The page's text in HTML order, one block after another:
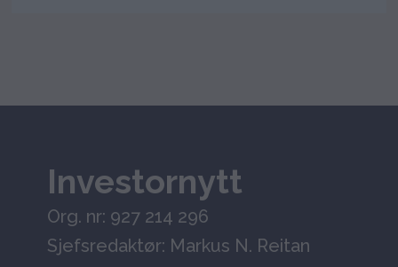
Investornytt
Org. nr: 927 214 296
Sjefsredaktør: Markus N. Reitan